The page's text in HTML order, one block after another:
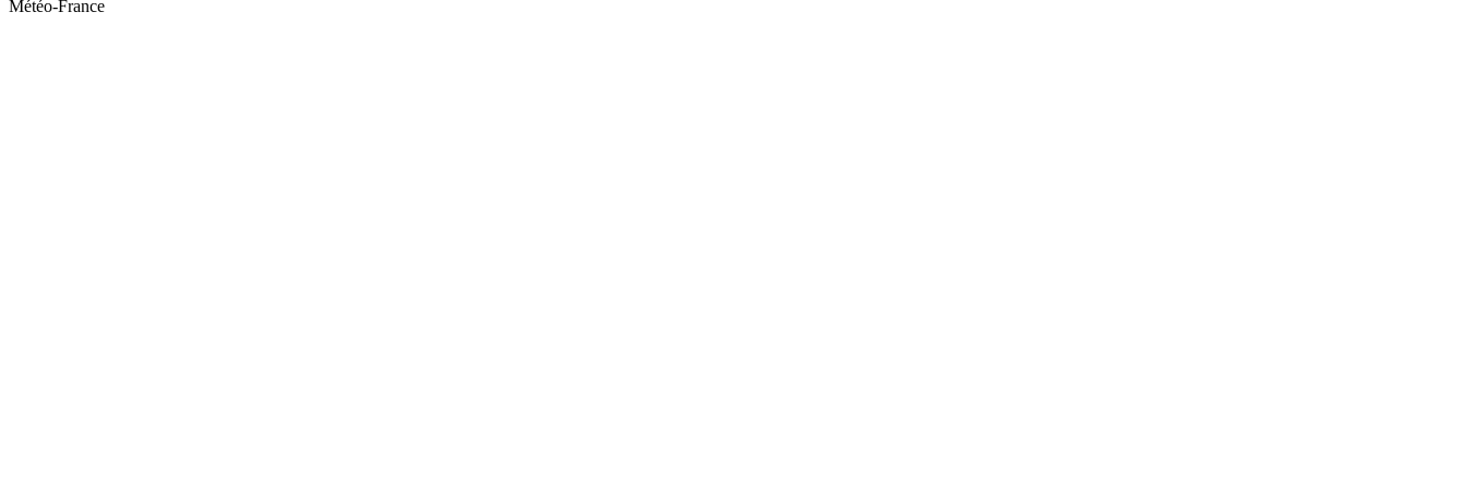
Météo-France